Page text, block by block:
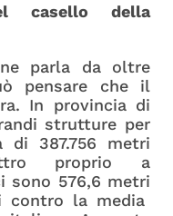
casello della
parla da oltre
pensare che il
In provincia di
strutture per
di 387.756 metri
proprio a
sono 576,6 metri
contro la media